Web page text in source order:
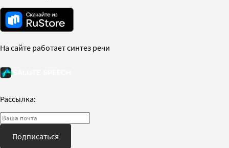
На сайте работает синтез речи
Рассылка:
Подписаться